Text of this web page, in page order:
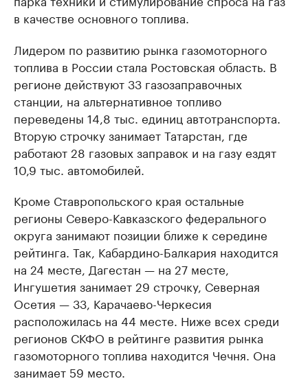
в качестве основного топлива.
Лидером по развитию рынка газомоторного
топлива в России стала Ростовская область. В
регионе действуют 33 газозаправочных
станции, на альтернативное топливо
переведены 14,8 тыс. единиц автотранспорта.
Вторую строчку занимает Татарстан, где
работают 28 газовых заправок и на газу ездят
10,9 тыс. автомобилей.
Кроме Ставропольского края остальные
регионы Северо-Кавказского федерального
округа занимают позиции ближе к середине
рейтинга. Так, Кабардино-Балкария находится
на 24 месте, Дагестан — на 27 месте,
Ингушетия занимает 29 строчку, Северная
Осетия — 33, Карачаево-Черкесия
расположилась на 44 месте. Ниже всех среди
регионов СКФО в рейтинге развития рынка
газомоторного топлива находится Чечня. Она
занимает 59 место.